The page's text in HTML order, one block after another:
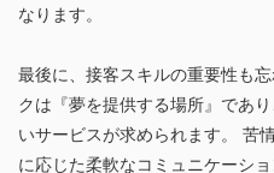
なります。
最後に、接客スキルの重要性も
クは『夢を提供する場所』であ
いサービスが求められます。 苦
に応じた柔軟なコミュニケーシ